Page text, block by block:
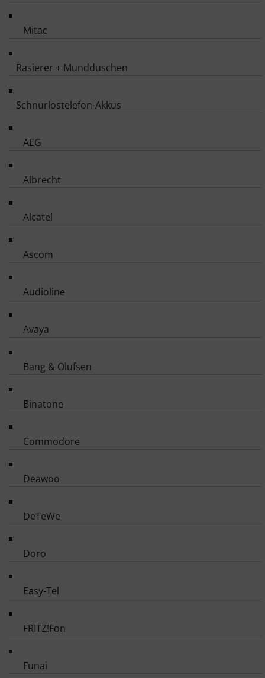
Mitac
Rasierer + Mundduschen
Schnurlostelefon-Akkus
AEG
Albrecht
Alcatel
Ascom
Audioline
Avaya
Bang & Olufsen
Binatone
Commodore
Deawoo
DeTeWe
Doro
Easy-Tel
FRITZ!Fon
Funai